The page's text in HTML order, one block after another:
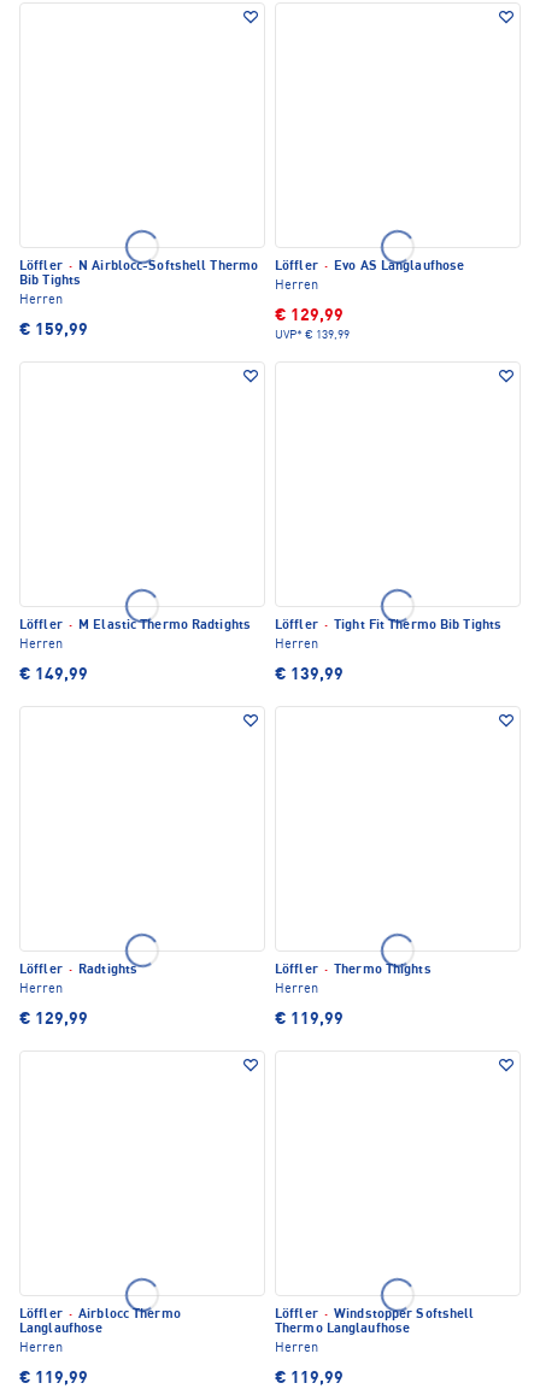
Löffler · N Airblocc-Softshell Thermo
Bib Tights
Herren
€ 159,99
Löffler · Evo AS Langlaufhose
Herren
€ 129,99
UVP* € 139,99
Löffler · M Elastic Thermo Radtights
Herren
€ 149,99
Löffler ·
Tight Fit Thermo Bib Tights
Herren
€ 139,99
Löffler · Radtights
Herren
€ 129,99
Löffler ·
Thermo Thights
Herren
€ 119,99
Löffler · Airblocc Thermo
Langlaufhose
Herren
€ 119,99
Löffler · Windstopper Softshell
Thermo Langlaufhose
Herren
€ 119,99